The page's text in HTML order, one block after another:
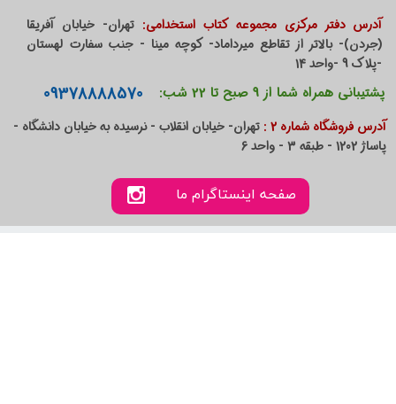
آدرس دفتر مرکزی مجموعه کتاب استخدامی: تهران- خیابان آفریقا
(جردن)- بالاتر از تقاطع میرداماد- کوچه مینا - جنب سفارت لهستان
-پلاک 9 -واحد 14
صفحه اینستاگرام ما
پشتیبانی همراه شما از 9 صبح تا 22 شب: 09378888570
آدرس فروشگاه شماره 2 :
تهران- خیابان انقلاب - نرسیده به خیابان دانشگاه -
پاساژ 1202 - طبقه 3 - واحد 6